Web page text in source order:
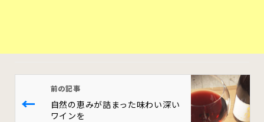
←
前の記事
自然の恵みが詰まった味わい深い
ワインを